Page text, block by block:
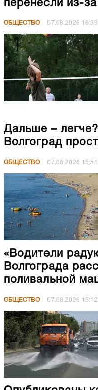
Дальше –
Волгоград
ОБЩЕСТВО 07.08.202615:51
«Водители
Волгограда
поливальной
ОБЩЕСТВО 07.08.202615:12
Опубликованы
дроноводами
ОБЩЕСТВО 07.08.2026 14:10